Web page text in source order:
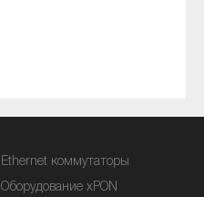
Ethernet коммутаторы
Оборудование xPON